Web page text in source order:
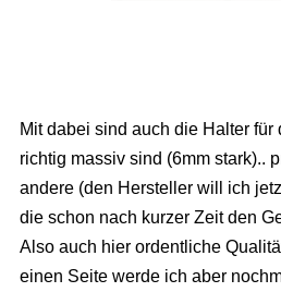
Mit dabei sind auch die Halter
richtig massiv sind (6mm stark)..
andere (den Hersteller will ich
die schon nach kurzer Zeit den
Also auch hier ordentliche
einen Seite werde ich aber